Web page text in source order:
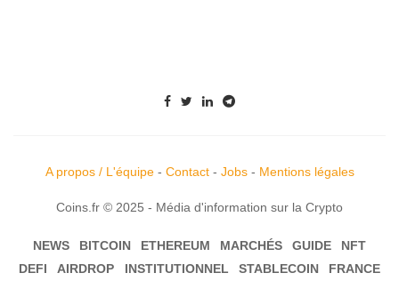
A propos / L'équipe- Contact- Jobs- Mentions légales
Coins.fr © 2025 - Média d'information sur la Crypto
NEWS BITCOIN ETHEREUM MARCHÉS GUIDE
NFT
DEFI
AIRDROP INSTITUTIONNEL STABLECOIN FRANCE